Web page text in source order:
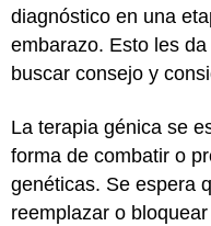
diagnóstico en una
embarazo. Esto les
buscar consejo y
La terapia génica se
forma de combatir o
genéticas. Se espera
reemplazar o